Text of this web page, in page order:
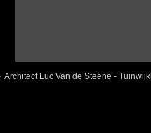
Luc Van de Steene -